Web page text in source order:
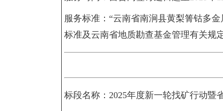
服务标准：“云南省南涧县黄梨箐钴多
标准及云南省地质勘查基金管理有关规
标段名称：2025年度新一轮找矿行动暨